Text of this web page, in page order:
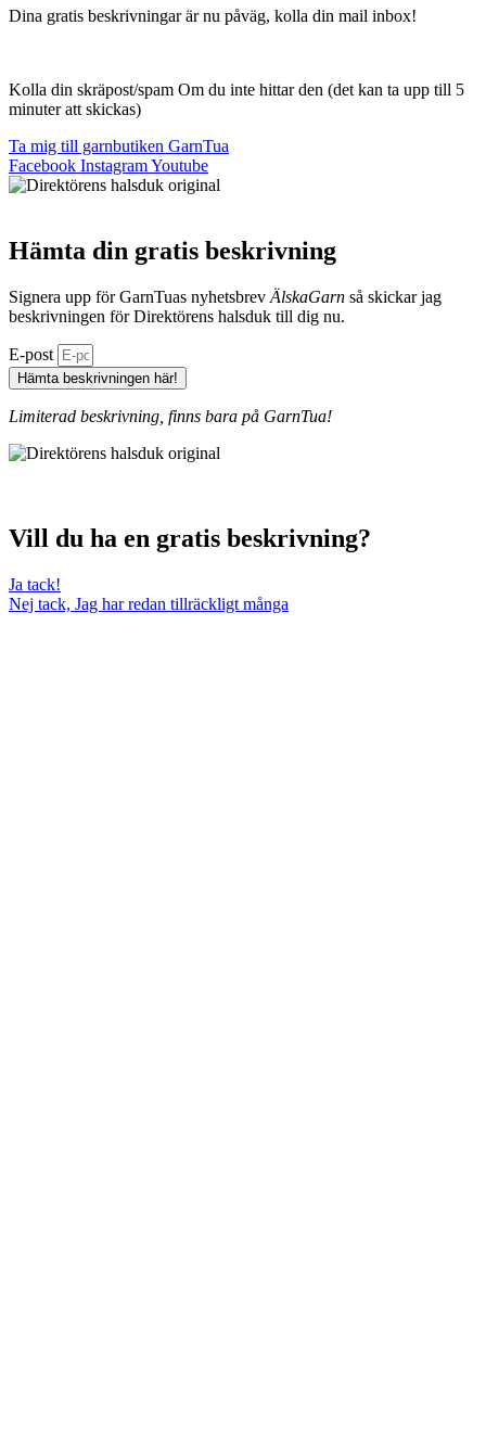
Dina gratis beskrivningar är nu påväg, kolla din mail inbox!
Kolla din skräpost/spam Om du inte hittar den (det kan ta upp till 5
minuter att skickas)
Ta mig till garnbutiken GarnTua
Facebook InstagramYoutube
Hämta din gratis beskrivning
Signera upp för GarnTuas nyhetsbrev ÄlskaGarn så skickar jag
beskrivningen för Direktörens halsduk till dig nu.
E-post
Hämta beskrivningen här!
Limiterad beskrivning, finns bara på GarnTua!
Vill du ha en gratis beskrivning?
Ja tack!
Nej tack, Jag har redan tillräckligt många